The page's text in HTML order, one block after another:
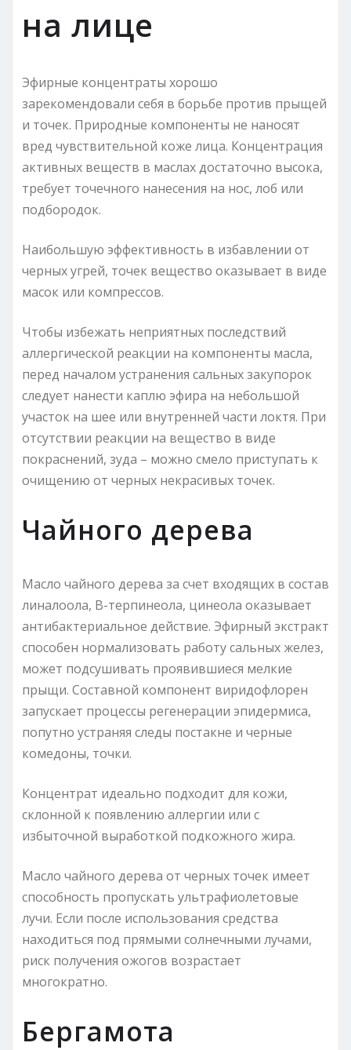
на лице
Эфирные концентраты хорошо
зарекомендовали себя в борьбе против прыщей
и точек. Природные компоненты не наносят
вред чувствительной коже лица. Концентрация
активных веществ в маслах достаточно высока,
требует точечного нанесения на нос, лоб или
подбородок.
Наибольшую эффективность в избавлении от
черных угрей, точек вещество оказывает в виде
масок или компрессов.
Чтобы избежать неприятных последствий
аллергической реакции на компоненты масла,
перед началом устранения сальных закупорок
следует нанести каплю эфира на небольшой
участок на шее или внутренней части локтя. При
отсутствии реакции на вещество в виде
покраснений, зуда – можно смело приступать к
очищению от черных некрасивых точек.
Чайного дерева
Масло чайного дерева за счет входящих в состав
линалоола, В-терпинеола, цинеола оказывает
антибактериальное действие. Эфирный экстракт
способен нормализовать работу сальных желез,
может подсушивать проявившиеся мелкие
прыщи. Составной компонент виридофлорен
запускает процессы регенерации эпидермиса,
попутно устраняя следы постакне и черные
комедоны, точки.
Концентрат идеально подходит для кожи,
склонной к появлению аллергии или с
избыточной выработкой подкожного жира.
Масло чайного дерева от черных точек имеет
способность пропускать ультрафиолетовые
лучи. Если после использования средства
находиться под прямыми солнечными лучами,
риск получения ожогов возрастает
многократно.
Бергамота